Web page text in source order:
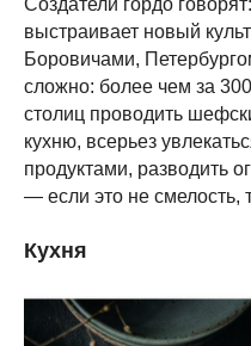
Создатели гордо
выстраивает новый
Боровичами,
сложно: более чем за
столиц проводить
кухню, всерьез
продуктами, разводить
— если это не смелость,
Кухня